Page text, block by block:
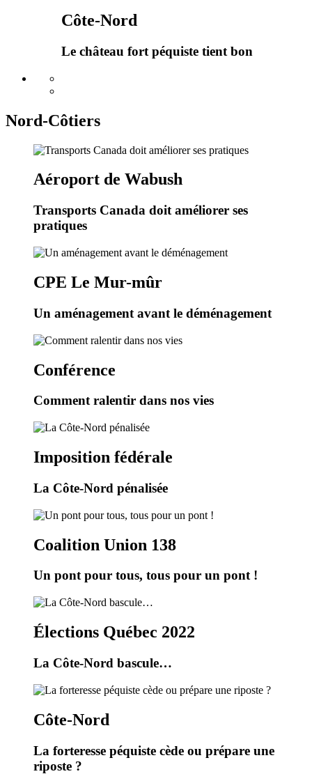
Côte-Nord
Le château fort péquiste tient bon
Nord-Côtiers
Aéroport de Wabush
Transports Canada doit améliorer ses
pratiques
CPE Le Mur-mûr
Un aménagement avant le déménagement
Conférence
Comment ralentir dans nos vies
Imposition fédérale
La Côte-Nord pénalisée
Coalition Union 138
Un pont pour tous, tous pour un pont !
Élections Québec 2022
La Côte-Nord bascule…
Côte-Nord
La forteresse péquiste cède ou prépare une
riposte ?